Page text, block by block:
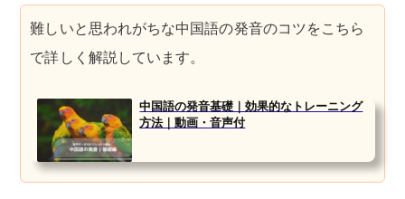
難しいと思われがちな中国語の発音のコツをこちら
で詳しく解説しています。
中国語の発音基礎｜効果的なトレーニング
方法｜動画・音声付